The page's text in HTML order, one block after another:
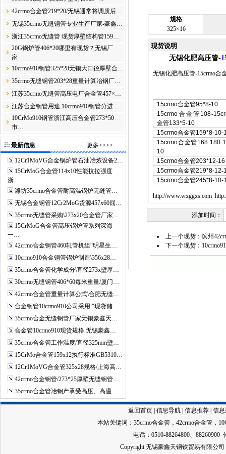
42crmo合金管219*20/无锡通常将调质后…
无锡35crmo无缝钢管专业生产厂家-豪鑫…
浙江35crmo无缝管 现货厚壁结构管159…
20G锅炉管406*20哪里有现货？无锡厂
家…
10crmo910钢管325*28无锡大口径厚壁合…
35crmo无缝钢管203*28重量计算冶钢厂…
江苏35crmo无缝管高压电厂合金管457×…
江苏合金钢管用途 10crmo910钢管分进…
10CrMo910钢管浙江高压合金管273*50
市…
最新信息 更多>>>>
12Cr1MoVG合金锅炉管石油冶炼设备2…
15CrMoG合金管114x10性能抗拉强度
浙…
潍坊35crmo合金管耐高温锅炉无缝管…
无锡合金钢管12Cr2MoG货源457x60屈…
35crmo无缝管采购\273x20合金管厂家…
15CrMoG合金管高压锅炉管系列深海
一…
42crmo合金钢管460轧管机组“明星生…
10crmo910合金钢管锅炉制造\356x28…
35crmo合金管化学成分\直径273x壁厚…
30crmo无缝钢管406*60每米重量/厦门…
42crmo合金管重量计算公式\合肥无缝…
合金钢管10crmo910公司采用 "现货储…
35crmo合金无缝钢管厂家无锡豪鑫天…
合金管10crmo910现货规格 无锡豪鑫…
35crmo合金管工作温度/直径325mm壁…
15CrMo合金管159x12执行标准GB5310…
12Cr1MoVG合金管325x28规格/上海高…
42crmo合金钢管/273*25厚壁无缝钢管…
35crmo合金管冶钢产承受高压、高温…
规格
325×16
现货说明
无锡化肥高压管-
无锡化肥高压管-15crmo
15crmo合金管95*8-10
15crmo合金管108-
金管133*5-10
15crmo合金管159*8-
15crmo合金管168-180-
10
15crmo合金管203*12-
15crmo合金管219*8-12-
15crmo合金管245*8-
http://www.wxggxs.com
添加时间：
上一个现货： 滨州
下一个现货：
返回首页 信息导航 信息推荐 信
本站关键词： 35crmo合金管 ， 42crmo合金管 ，
电话：0510-88264800、88260900
Copyright 无锡豪鑫天钢铁贸易有限公